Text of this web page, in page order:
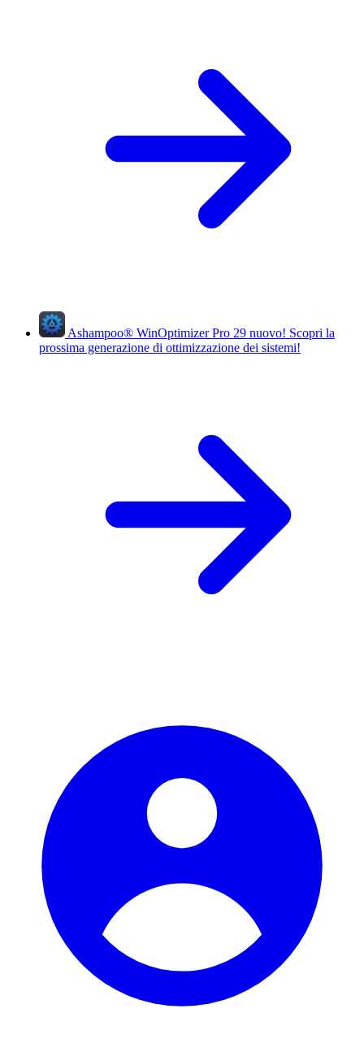
Ashampoo® WinOptimizer Pro 29 nuovo! Scopri la
prossima generazione di ottimizzazione dei sistemi!